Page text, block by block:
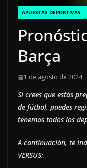
APUESTAS DEPORTIVAS
Barça
1 de agosto de 2024
Si crees que estás
de fútbol, puedes
tenemos todos los
A continuación, te
VERSUS: